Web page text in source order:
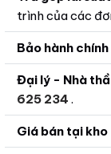
trình của các
Bảo hành
Đại lý - Nhà
625 234.
Giá bán tại kho